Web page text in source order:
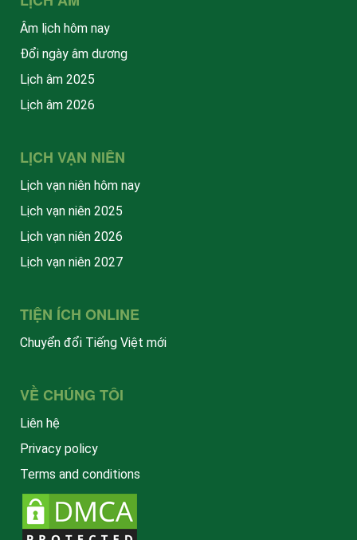
Âm lịch hôm nay
Đổi ngày âm dương
Lịch âm 2025
Lịch âm 2026
LỊCH VẠN NIÊN
Lịch vạn niên hôm nay
Lịch vạn niên 2025
Lịch vạn niên 2026
Lịch vạn niên 2027
TIỆN ÍCH ONLINE
Chuyển đổi Tiếng Việt mới
VỀ CHÚNG TÔI
Liên hệ
Privacy policy
Terms and conditions